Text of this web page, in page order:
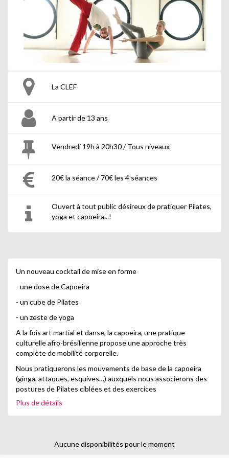
La CLEF
A partir de 13 ans
Vendredi 19h à 20h30 / Tous niveaux
20€ la séance / 70€ les 4 séances
Ouvert à tout public désireux de pratiquer Pilates,
yoga et capoeira...!
Un nouveau cocktail de mise en forme
- une dose de Capoeira
- un cube de Pilates
- un zeste de yoga
A la fois art martial et danse, la capoeira, une pratique
culturelle afro-brésilienne propose une approche très
complète de mobilité corporelle.
Nous pratiquerons les mouvements de base de la capoeira
(ginga, attaques, esquives…) auxquels nous associerons des
postures de Pilates ciblées et des exercices
d’assouplissements spécifiques pour renforcer notre
brésiliennes.
Plus de détails
Aucune disponibilités pour le moment